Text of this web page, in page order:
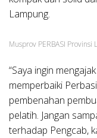
Lampung.
Musprov PERBASI Provinsi
“Saya ingin
memperbaiki
pembenahan
pelatih. Jangan
terhadap Pengcab,